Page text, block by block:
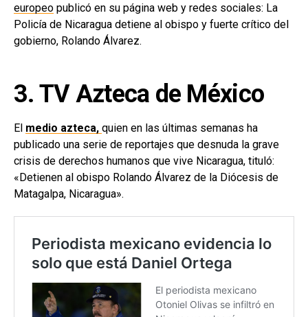
europeo publicó en su página web y redes sociales: La
Policía de Nicaragua detiene al obispo y fuerte crítico del
gobierno, Rolando Álvarez.
3. TV Azteca de México
El medio azteca, quien en las últimas semanas ha
publicado una serie de reportajes que desnuda la grave
crisis de derechos humanos que vive Nicaragua, tituló:
«Detienen al obispo Rolando Álvarez de la Diócesis de
Matagalpa, Nicaragua».